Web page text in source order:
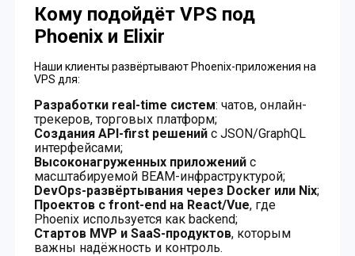
Кому подойдёт VPS под
Phoenix и Elixir
Наши клиенты развёртывают Phoenix-приложения на
VPS для:
Разработки real-time систем: чатов, онлайн-
трекеров, торговых платформ;
Создания API-first решений с JSON/GraphQL
интерфейсами;
Высоконагруженных приложений с
масштабируемой BEAM-инфраструктурой;
DevOps-развёртывания через Docker или Nix;
Проектов с front-end на React/Vue, где
Phoenix используется как backend;
Стартов MVP и SaaS-продуктов, которым
важны надёжность и контроль.